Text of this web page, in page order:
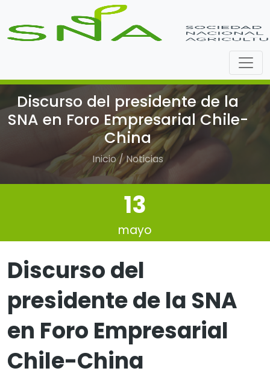
Discurso del presidente de la
SNA en Foro Empresarial Chile-
China
Inicio / Noticias
13
mayo
Discurso del
presidente de la SNA
en Foro Empresarial
Chile-China